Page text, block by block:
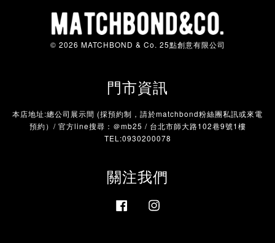
© 2026 MATCHBOND & Co. 25點創意有限公司
門市資訊
本店地址:總公司展示間 (採預約制，請於matchbond粉絲團私訊或來電
預約）/ 官方line搜尋：＠mb25 / 台北市師大路102巷9號1樓
TEL:0930200078
關注我們
Facebook